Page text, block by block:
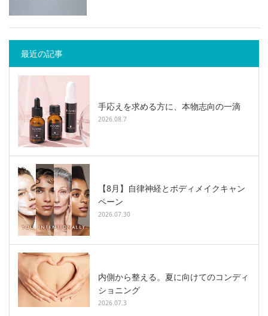
最近の記事
手応えを求める方に、本物志向の一滴
2026.08.7
【8月】自律神経とボディメイクキャン
ペーン
2026.07.30
内側から整える。夏に向けてのコンディ
ショニング
2026.07.3